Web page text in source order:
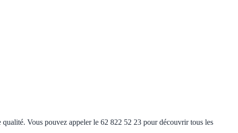
Vous pouvez appeler le 62 822 52 23 pour découvrir tous les